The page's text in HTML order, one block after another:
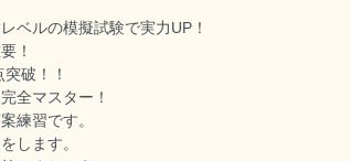
ベルの模擬試験で実力UP！
！
破！！
全マスター！
練習です。
します。